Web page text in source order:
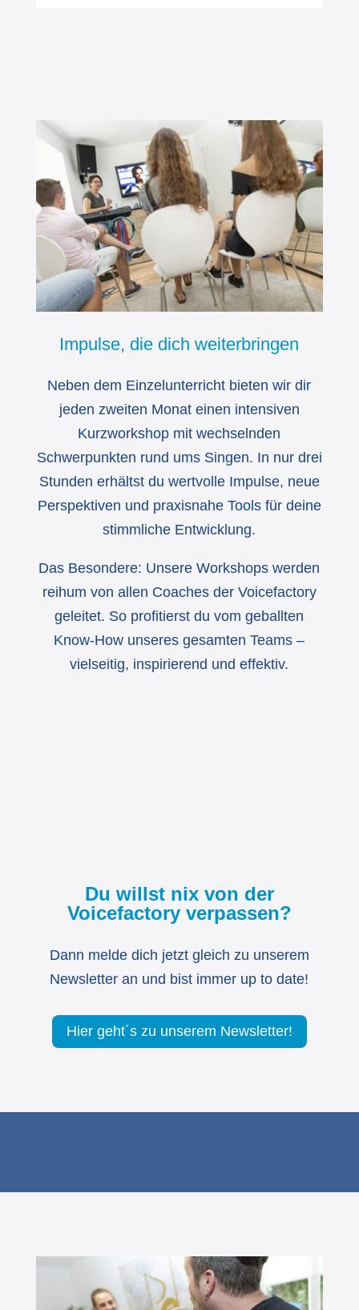
Impulse, die dich weiterbringen
Neben dem Einzelunterricht bieten wir dir
jeden zweiten Monat einen intensiven
Kurzworkshop mit wechselnden
Schwerpunkten rund ums Singen. In nur drei
Stunden erhältst du wertvolle Impulse, neue
Perspektiven und praxisnahe Tools für deine
stimmliche Entwicklung.
Das Besondere: Unsere Workshops werden
reihum von allen Coaches der Voicefactory
geleitet. So profitierst du vom geballten
Know-How unseres gesamten Teams –
vielseitig, inspirierend und effektiv.
Du willst nix von der
Voicefactory verpassen?
Dann melde dich jetzt gleich zu unserem
Newsletter an und bist immer up to date!
Hier geht´s zu unserem Newsletter!